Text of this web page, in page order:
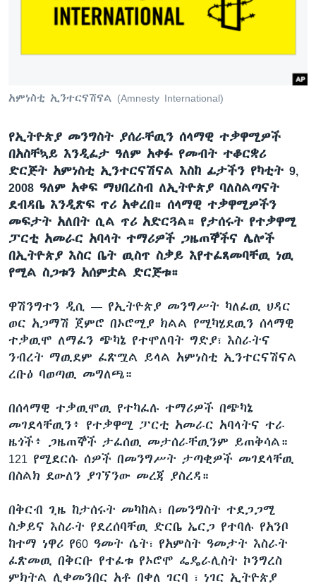
ቋንቋዎች
አምነስቲ ኢንተርናሽናል (Amnesty International)
የኢትዮጵያ መንግስት ያሰራቸዉን ሰላማዊ ተቃዋሚዎች
በአስቸኳይ እንዲፈታ ዓለም አቀፉ የመብት ተቆርቋሪ
ድርጅት አምነስቲ ኢንተርናሽናል እስከ ፊታችን የካቲት 9,
2008 ዓለም አቀፍ ማህበረስብ ለኢትዮጵያ ባለስልጣናት
ደብዳቤ እንዲጽፍ ጥሪ አቀረበ። ሰላማዊ ተቃዋሚዎችን
መፍታት አለበት ሲል ጥሪ አድርጓል። የታሰሩት የተቃዋሚ
ፓርቲ አመራር አባላት ተማሪዎች ጋዜጠኞችና ሌሎች
በኢትዮጵያ እስር ቤት ዉስጥ ስቃይ እየተፈጸመባቸዉ ነዉ
የሚል ስጋቱን አሰምቷል ድርጅቱ።
ዋሽንግተን ዲሲ — የኢትዮጵያ መንግሥት ካለፈዉ ህዳር
ወር አጋማሽ ጀምሮ በኦሮሚያ ክልል የሚካሄደዉን ሰላማዊ
ተቃዉሞ ለማፈን ጭካኔ የተሞለባት ግድያ፣ እስራትና
ንብረት ማዉደም ፈጽሟል ይላል አምነስቲ ኢንተርናሽናል
ረቡዕ ባወጣዉ መግለጫ።
በሰላማዊ ተቃዉሞዉ የተካፈሉ ተማሪዎች በጭካኔ
መገደላቸዉን፥ የተቃዋሚ ፓርቲ አመራር አባላትና ተራ
ዜጎች፥ ጋዜጠኞች ታፈሰዉ መታሰራቸዉንም ይጠቅሳል።
121 የሚደርሱ ሰዎች በመንግሥት ታጣቂዎች መገደላቸዉ
በስልክ ደውለን ያገኘንው መረጃ ያስረዳ።
በቅርብ ጊዜ ከታሰሩት መካከል፣ በመንግስት ተደጋጋሚ
ስቃይና እስራት የደረሰባቸዉ ድርቤ ኤርጋ የተባሉ የአንቦ
ከተማ ነዋሪ የ60 ዓመት ሴት፣ የአምስት ዓመታት እስራት
ፈጽመዉ በቅርቡ የተፈቱ የኦሮሞ ፌዴራሊስት ኮንግረስ
ምክትል ሊቀመንበር አቶ በቀለ ገርባ ፣ ነገር ኢትዮጵያ